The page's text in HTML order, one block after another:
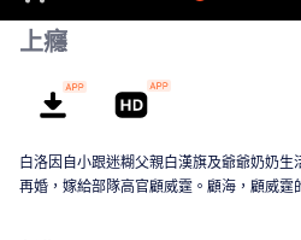
上癮
白洛因自小跟迷糊父親白漢旗及爺爺奶奶
再婚，嫁給部隊高官顧威霆。顧海，顧威